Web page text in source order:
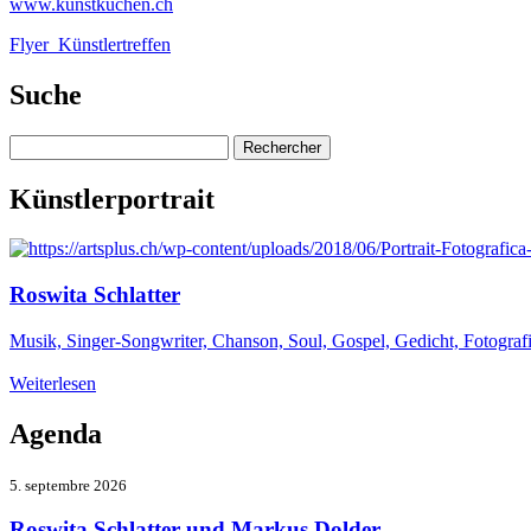
Flyer_Künstlertreffen
Suche
Künstlerportrait
Roswita Schlatter
Musik, Singer-Songwriter, Chanson, Soul, Gospel, Gedicht,
Weiterlesen
Agenda
5. septembre 2026